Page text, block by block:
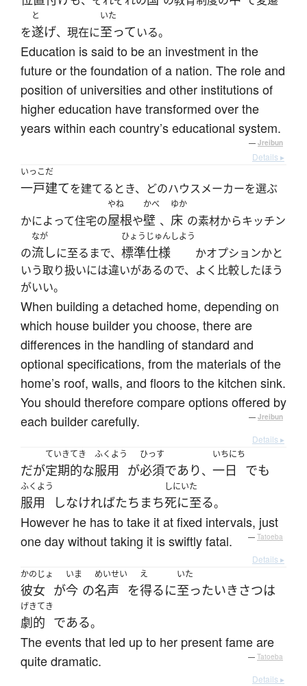
を
と
遂げ、現在に
いた
至っている。
Education is said to be an investment in the
future or the foundation of a nation. The role and
position of universities and other institutions of
higher education have transformed over the
years within each country’s educational system.
— Jreibun
Details ▸
いっこだ
一戸建てを建てるとき、どのハウスメーカーを選ぶ
かによって住宅の
やね
屋根や
かべ
壁 、
ゆか
床 の素材からキッチン
の
なが
流しに至るまで、
ひょうじゅんしよう
標準仕様
かオプションかと
いう取り扱いには違いがあるので、よく比較したほう
がいい。
When building a detached home, depending on
which house builder you choose, there are
differences in the handling of standard and
optional specifications, from the materials of the
home’s roof, walls, and floors to the kitchen sink.
You should therefore compare options offered by
each builder carefully.
— Jreibun
Details ▸
だが
ていきてき
定期的な
ふくよう
服用 が
ひっす
必須であり、
いちにち
一日 でも
ふくよう
服用 しなければたちまち
しにいた
死に至る。
However he has to take it at fixed intervals, just
one day without taking it is swiftly fatal.
— Tatoeba
Details ▸
かのじょ
彼女 が
いま
今 の
めいせい
名声 を
え
得るに
いた
至ったいきさつは
げきてき
劇的 である。
The events that led up to her present fame are
quite dramatic.
— Tatoeba
Details ▸